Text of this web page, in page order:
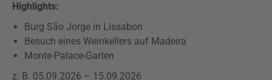
Highlights:
Burg São Jorge in Lissabon
Besuch eines Weinkellers auf Madeira
Monte-Palace-Garten
z. B. 05.09.2026 – 15.09.2026